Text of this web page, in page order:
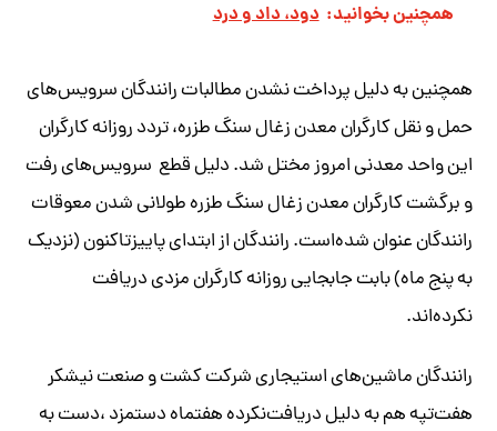
همچنین بخوانید: دود، داد و درد
همچنین به دلیل پرداخت نشدن مطالبات رانندگان سرویس‌های
حمل و نقل کارگران معدن زغال سنگ طزره، تردد روزانه کارگران
این واحد معدنی امروز مختل شد. دلیل قطع سرویس‌های رفت
و برگشت کارگران معدن زغال سنگ طزره طولانی شدن معوقات
رانندگان عنوان شده‌است. رانندگان از ابتدای پاییزتاکنون (نزدیک
به پنج ماه) بابت جابجایی روزانه کارگران مزدی دریافت
نکرده‌اند.
رانندگان ماشین‌های استیجاری شرکت کشت و صنعت نیشکر
هفت‌تپه هم به ‌دلیل دریافت‌نکرده هفتماه دستمزد ،دست به